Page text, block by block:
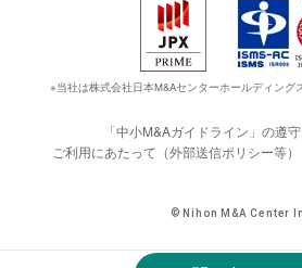
※当社は株式会社日本M&Aセンターホールディング
「中小M&Aガイドライン」の遵
ご利用にあたって（外部送信ポリシー等）
© Nihon M&A Center